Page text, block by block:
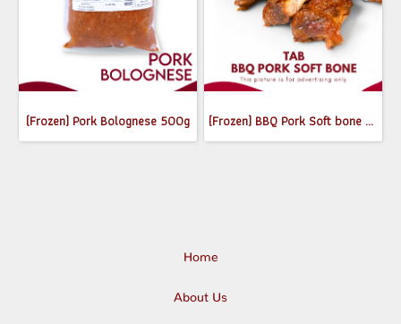
(Frozen) Pork Bolognese 500g (Frozen) BBQ Pork Soft bone 370-400g
Home
About Us